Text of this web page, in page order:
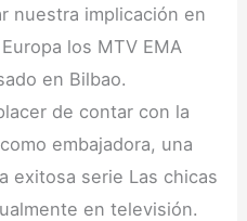
nuestra implicación en
los MTV EMA
en Bilbao.
de contar con la
embajadora, una
exitosa serie Las chicas
en televisión.